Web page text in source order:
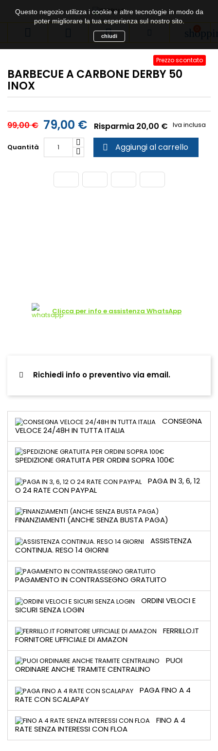
  
Prezzo scontato
BARBECUE A CARBONE DERBY 50
INOX
99,00 € 79,00 € Risparmia 20,00 € Iva inclusa
Quantità  Aggiungi al carrello
Clicca per info e assistenza WhatsApp
Richiedi info o preventivo via email.
CONSEGNA
VELOCE 24/48H IN TUTTA ITALIA
SPEDIZIONE GRATUITA PER ORDINI SOPRA 100€
PAGA IN 3, 6, 12
O 24 RATE CON PAYPAL
FINANZIAMENTI (ANCHE SENZA BUSTA PAGA)
ASSISTENZA
CONTINUA. RESO 14 GIORNI
PAGAMENTO IN CONTRASSEGNO GRATUITO
ORDINI VELOCI E
SICURI SENZA LOGIN
FERRILLO.IT
FORNITORE UFFICIALE DI AMAZON
PUOI
ORDINARE ANCHE TRAMITE CENTRALINO
PAGA FINO A 4
RATE CON SCALAPAY
FINO A 4
RATE SENZA INTERESSI CON FLOA
Questo negozio utilizza i cookie e altre tecnologie in modo da
poter migliorare la tua esperienza sul nostro sito.
chiudi